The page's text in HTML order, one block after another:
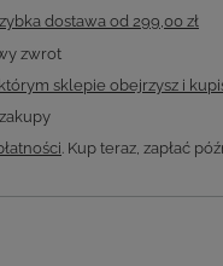
dostawa od 299,00 zł
zwrot
sklepie obejrzysz i
. Kup teraz, zapłać